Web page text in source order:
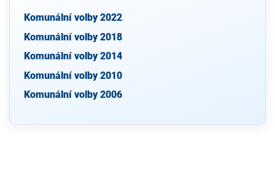
Komunální volby 2022
Komunální volby 2018
Komunální volby 2014
Komunální volby 2010
Komunální volby 2006